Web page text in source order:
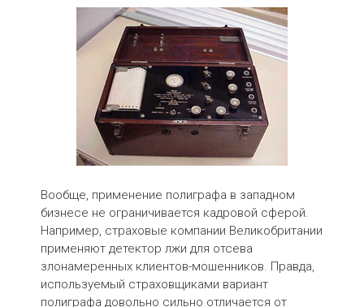
Вообще, применение полиграфа в западном
бизнесе не ограничивается кадровой сферой.
Например, страховые компании Великобритании
применяют детектор лжи для отсева
злонамеренных клиентов-мошенников. Правда,
используемый страховщиками вариант
полиграфа довольно сильно отличается от